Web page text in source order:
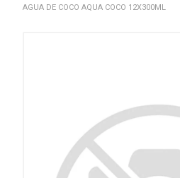
AGUA DE COCO AQUA COCO 12X300ML